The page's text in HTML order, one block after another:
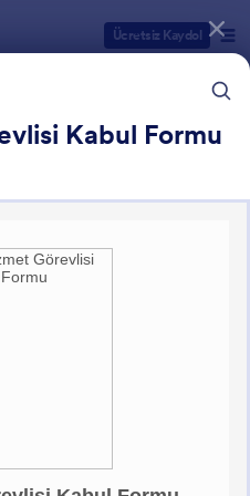
Ücretsiz Kaydol
Kabul Formu
Araştırma